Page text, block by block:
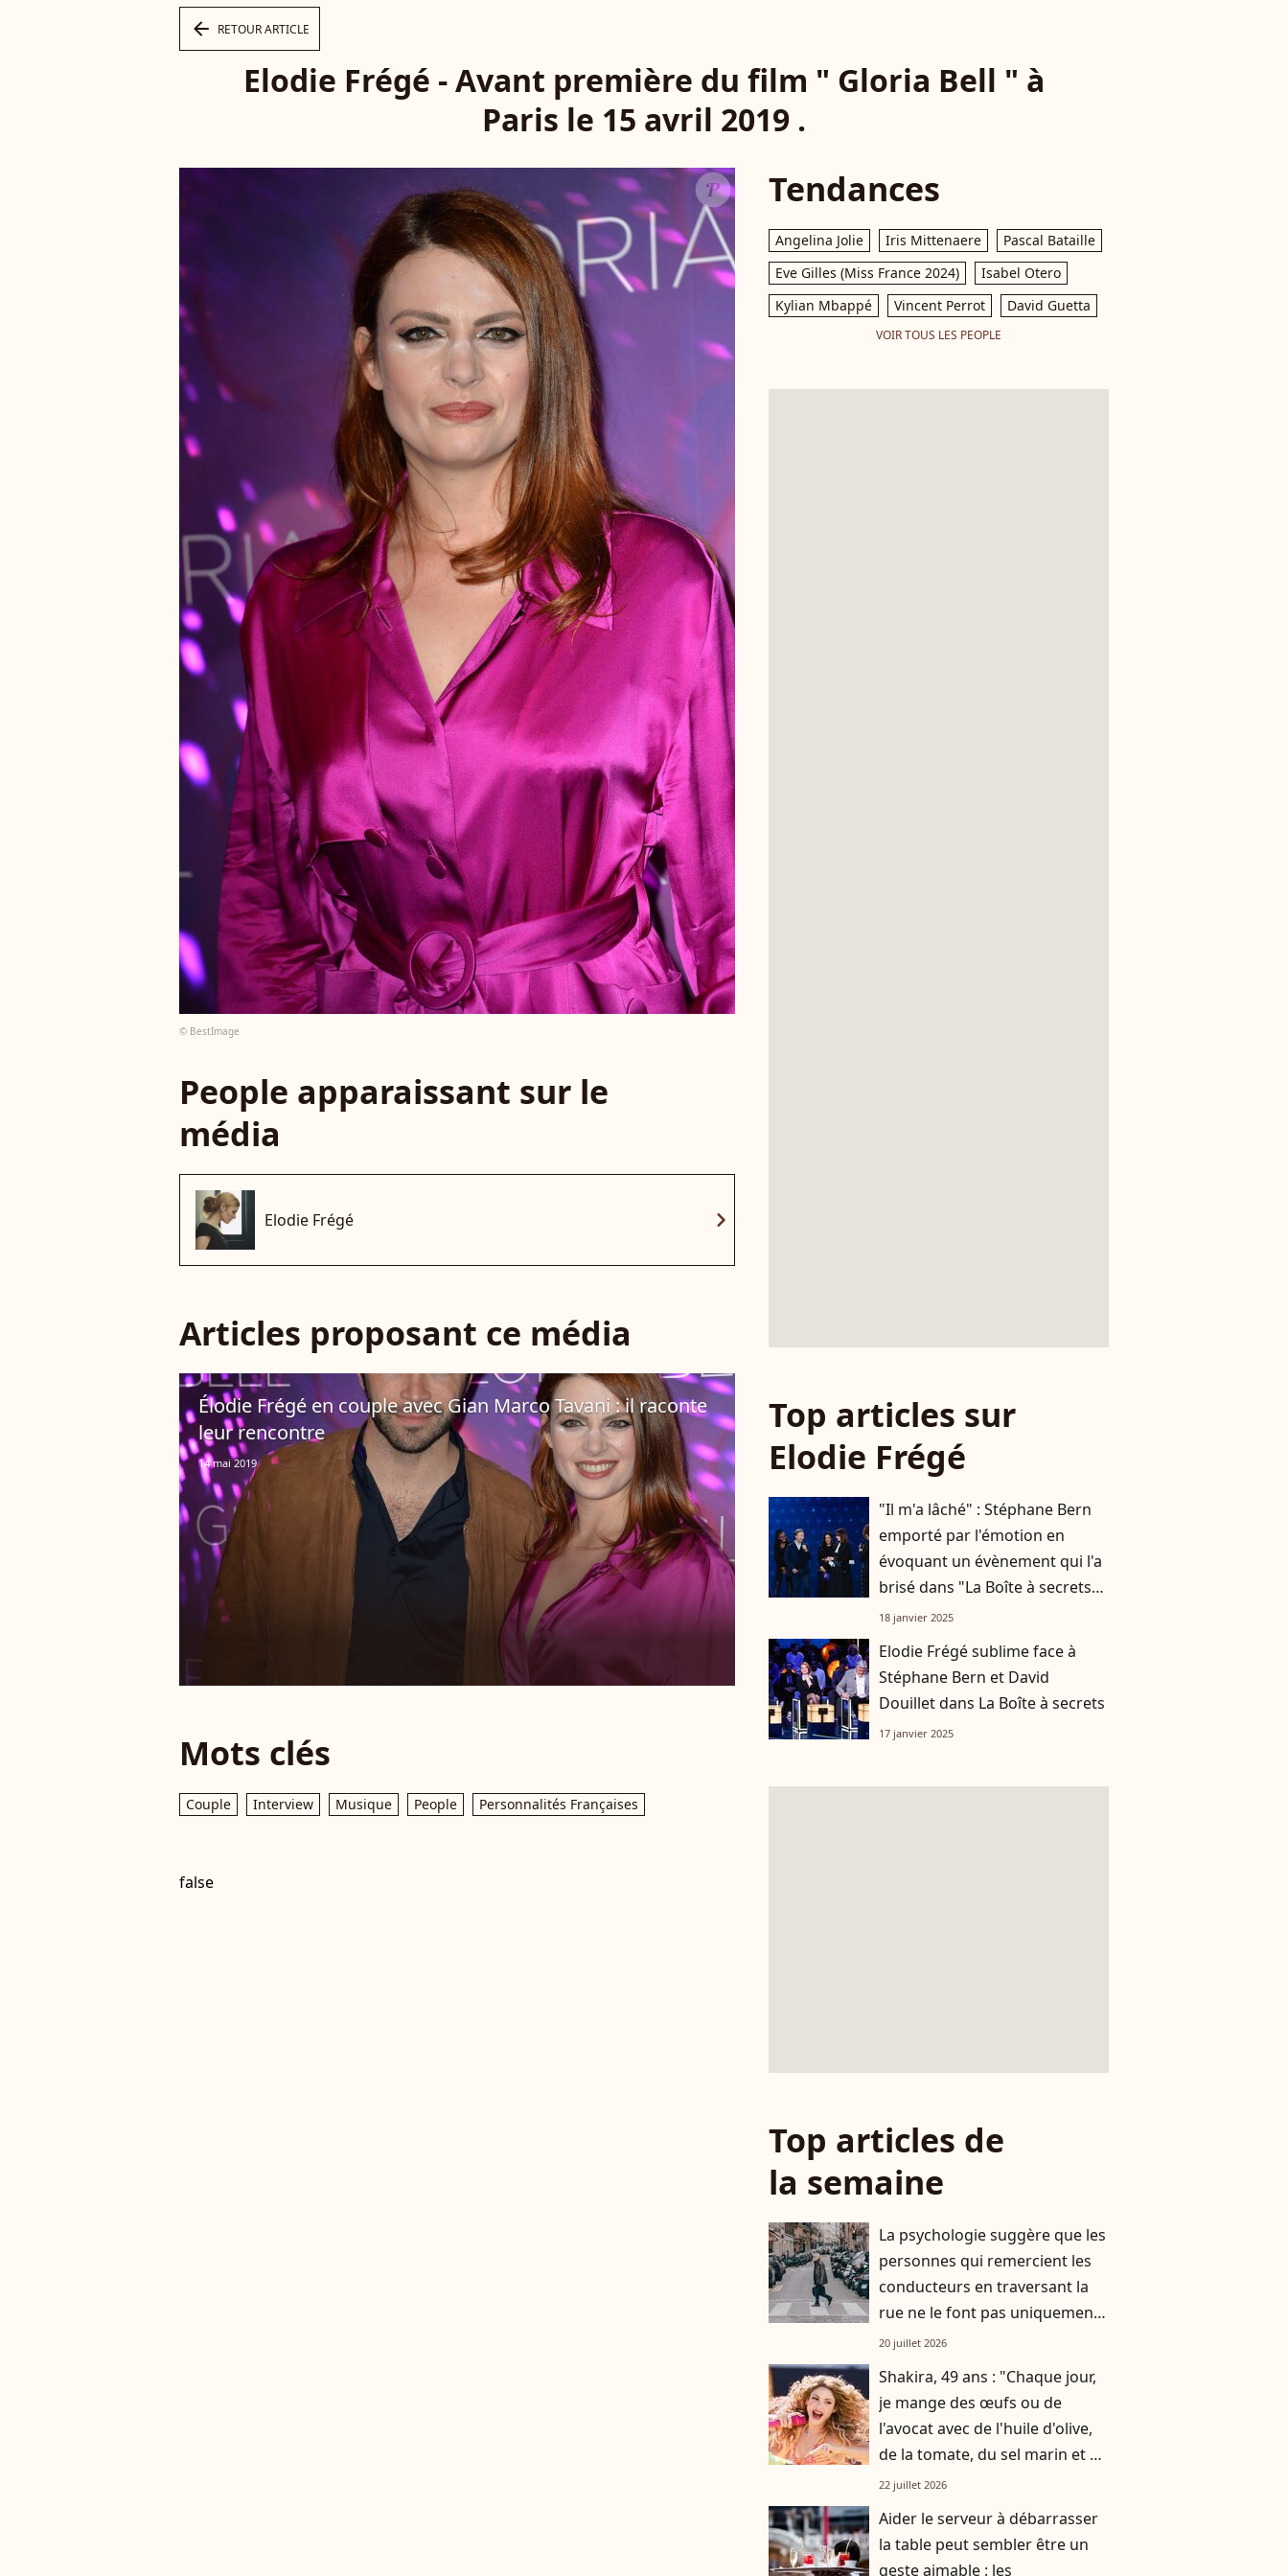
arrow_left RETOUR ARTICLE
Elodie Frégé - Avant première du film " Gloria Bell " à
Paris le 15 avril 2019 .
© BestImage
People apparaissant sur le
média
Elodie Frégé chevron_right
Articles proposant ce média
Élodie Frégé en couple avec Gian Marco Tavani : il raconte
leur rencontre
14 mai 2019
Mots clés
Couple Interview Musique People Personnalités Françaises
false
Tendances
Angelina Jolie Iris Mittenaere
Pascal Bataille
Eve Gilles (Miss France 2024)
Isabel Otero
Kylian Mbappé
Vincent Perrot David Guetta
VOIR TOUS LES PEOPLE
Top articles sur
Elodie Frégé
"Il m'a lâché" : Stéphane Bern
emporté par l'émotion en
évoquant un évènement qui l'a
brisé dans "La Boîte à secrets"
de Faustine Bollaert
18 janvier 2025
Elodie Frégé sublime face à
Stéphane Bern et David
Douillet dans La Boîte à secrets
17 janvier 2025
Top articles de
la semaine
La psychologie suggère que les
personnes qui remercient les
conducteurs en traversant la
rue ne le font pas uniquement
par gratitude
20 juillet 2026
Shakira, 49 ans : "Chaque jour,
je mange des œufs ou de
l'avocat avec de l'huile d'olive,
de la tomate, du sel marin et un
smoothie"
22 juillet 2026
Aider le serveur à débarrasser
la table peut sembler être un
geste aimable : les